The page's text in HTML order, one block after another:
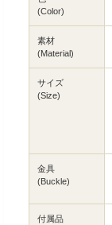
(Color)
素材
(Material)
サイズ
(Size)
金具
(Buckle)
付属品